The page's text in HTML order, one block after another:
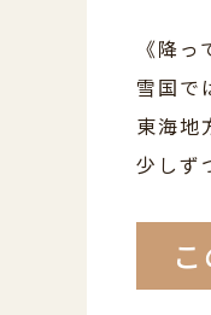
《降
雪国で
東海地
少しず